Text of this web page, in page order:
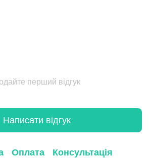
перший відгук
Написати відгук
Оплата Консультація